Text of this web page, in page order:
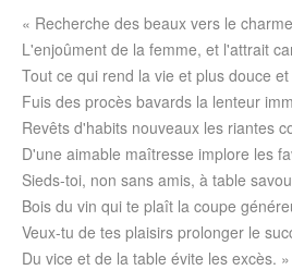
« Recherche des beaux vers le
L'enjoûment de la femme, et l'attrait
Tout ce qui rend la vie et plus douce
Fuis des procès bavards la lenteur
Revêts d'habits nouveaux les riantes
D'une aimable maîtresse implore les
Sieds-toi, non sans amis, à table
Bois du vin qui te plaît la coupe
Veux-tu de tes plaisirs prolonger le
Du vice et de la table évite les excès. »